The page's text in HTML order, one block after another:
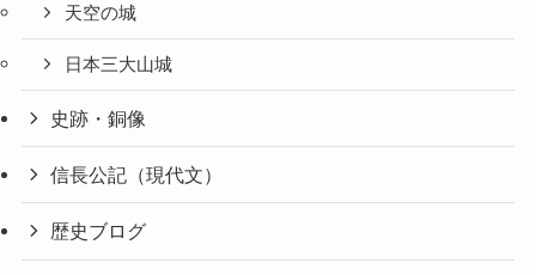
天空の城
日本三大山城
史跡・銅像
信長公記（現代文）
歴史ブログ